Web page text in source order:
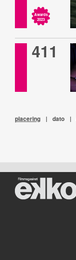
Awards
2023
411
placering | dato |